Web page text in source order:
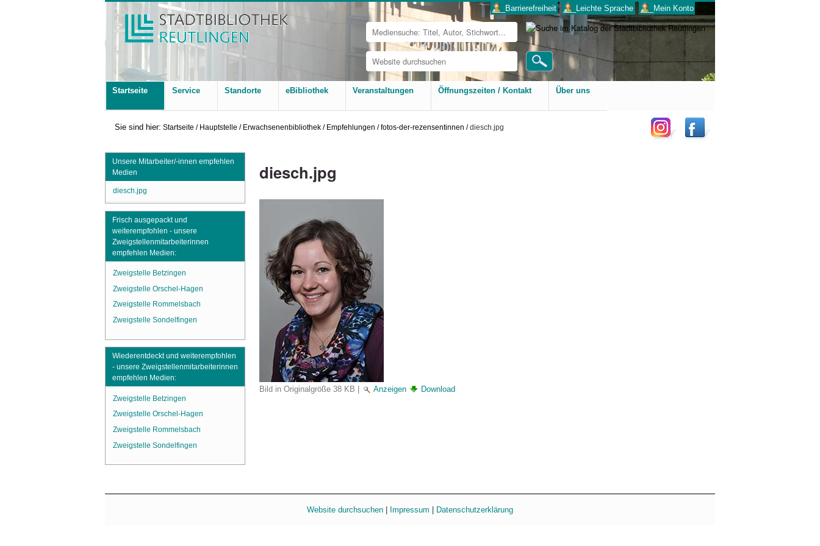
Website
durchsuchen
Erweiterte
Suche…
___Barrierefreiheit ___Leichte Sprache ___Mein Konto
Startseite Service Standorte eBibliothek Veranstaltungen Öffnungszeiten / Kontakt Über uns
Sie sind hier: Startseite / Hauptstelle / Erwachsenenbibliothek / Empfehlungen /fotos-der-rezensentinnen /diesch.jpg
diesch.jpg
Bild in Originalgröße 38 KB Anzeigen Download
Unsere Mitarbeiter/-innen empfehlen
Medien
diesch.jpg
Frisch ausgepackt und
weiterempfohlen - unsere
Zweigstellenmitarbeiterinnen
empfehlen Medien:
Zweigstelle Betzingen
Zweigstelle Orschel-Hagen
Zweigstelle Rommelsbach
Zweigstelle Sondelfingen
Wiederentdeckt und weiterempfohlen
- unsere Zweigstellenmitarbeiterinnen
empfehlen Medien:
Zweigstelle Betzingen
Zweigstelle Orschel-Hagen
Zweigstelle Rommelsbach
Zweigstelle Sondelfingen
Website durchsuchen Impressum Datenschutzerklärung